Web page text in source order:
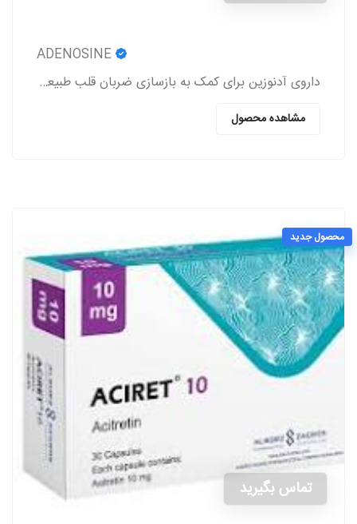
داروی آدنوزین برای کمک به بازسازی ضربان قلب طبیعی در افرادی که دارای اختلالات ریتم قلب هستند، استفاده می‌شود.
مشاهده محصول
محصول جدید
تماس بگیرید